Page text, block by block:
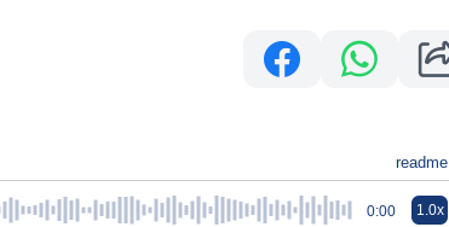
readme
0:00 1.0x